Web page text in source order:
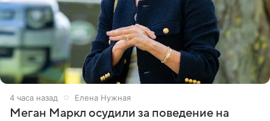
4 часа назад Елена Нужная
Меган Маркл осудили за поведение на